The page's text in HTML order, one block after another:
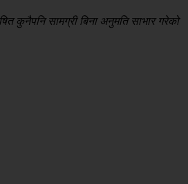
कुनैपनि सामग्री बिना अनुमति साभार गरेको